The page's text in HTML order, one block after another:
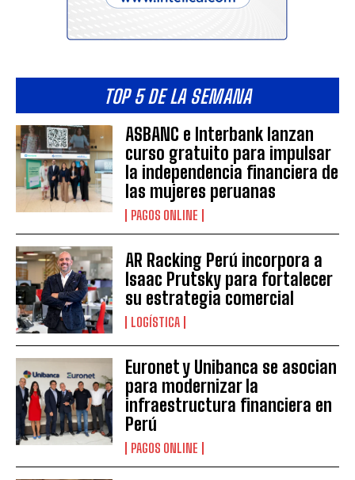
TOP 5 DE LA SEMANA
ASBANC e Interbank lanzan
curso gratuito para impulsar
la independencia financiera de
las mujeres peruanas
PAGOS ONLINE
AR Racking Perú incorpora a
Isaac Prutsky para fortalecer
su estrategia comercial
LOGÍSTICA
Euronet y Unibanca se asocian
para modernizar la
infraestructura financiera en
Perú
PAGOS ONLINE